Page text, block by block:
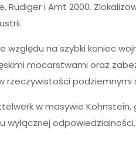
Rüdiger i Amt 2000.
na szybki koniec
mocarstwami oraz
rzeczywistości podziemnymi
w masywie
wyłącznej